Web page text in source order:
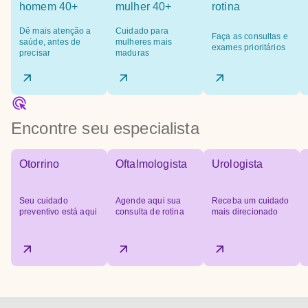
homem 40+
Dê mais atenção a
saúde, antes de
precisar
mulher 40+
Cuidado para
mulheres mais
maduras
rotina
Faça as consultas e
exames prioritários
Encontre seu especialista
Otorrino
Seu cuidado
preventivo está aqui
Oftalmologista
Agende aqui sua
consulta de rotina
Urologista
Receba um cuidado
mais direcionado